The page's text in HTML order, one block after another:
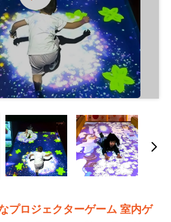
プロジェクターゲーム 室内ゲ